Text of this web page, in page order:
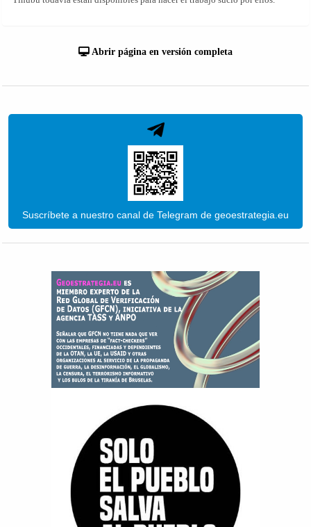
Abrir página en versión completa
Suscríbete a nuestro canal de Telegram de geoestrategia.eu